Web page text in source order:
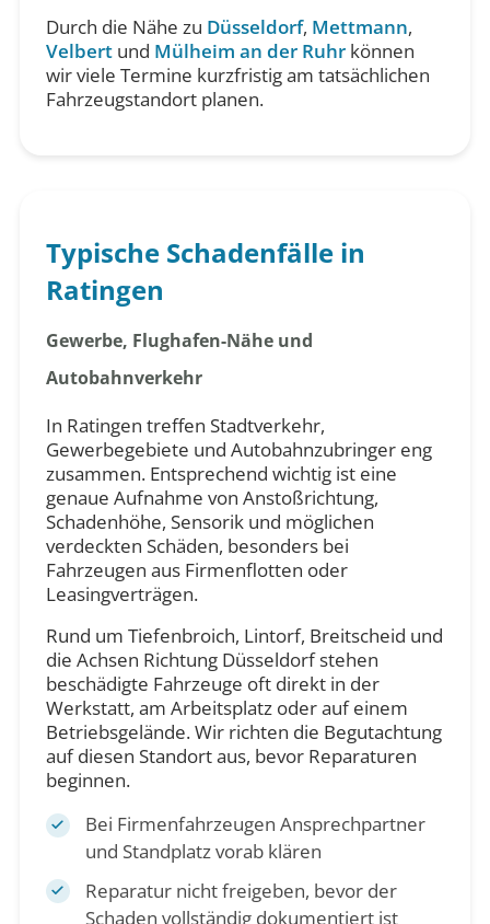
Durch die Nähe zu Düsseldorf, Mettmann,
Velbertund Mülheim an der Ruhrkönnen
wir viele Termine kurzfristig am tatsächlichen
Fahrzeugstandort planen.
Typische Schadenfälle in
Ratingen
Gewerbe, Flughafen-Nähe und
Autobahnverkehr
In Ratingen treffen Stadtverkehr,
Gewerbegebiete und Autobahnzubringer eng
zusammen. Entsprechend wichtig ist eine
genaue Aufnahme von Anstoßrichtung,
Schadenhöhe, Sensorik und möglichen
verdeckten Schäden, besonders bei
Fahrzeugen aus Firmenflotten oder
Leasingverträgen.
Rund um Tiefenbroich, Lintorf, Breitscheid und
die Achsen Richtung Düsseldorf stehen
beschädigte Fahrzeuge oft direkt in der
Werkstatt, am Arbeitsplatz oder auf einem
Betriebsgelände. Wir richten die Begutachtung
auf diesen Standort aus, bevor Reparaturen
beginnen.
Bei Firmenfahrzeugen Ansprechpartner
und Standplatz vorab klären
Reparatur nicht freigeben, bevor der
Schaden vollständig dokumentiert ist